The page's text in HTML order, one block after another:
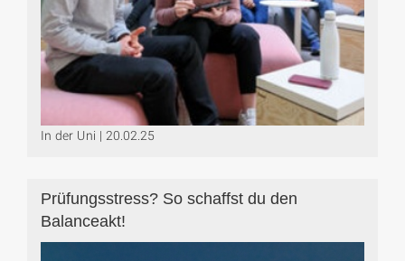
In der Uni | 20.02.25
Prüfungsstress? So schaffst du den
Balanceakt!